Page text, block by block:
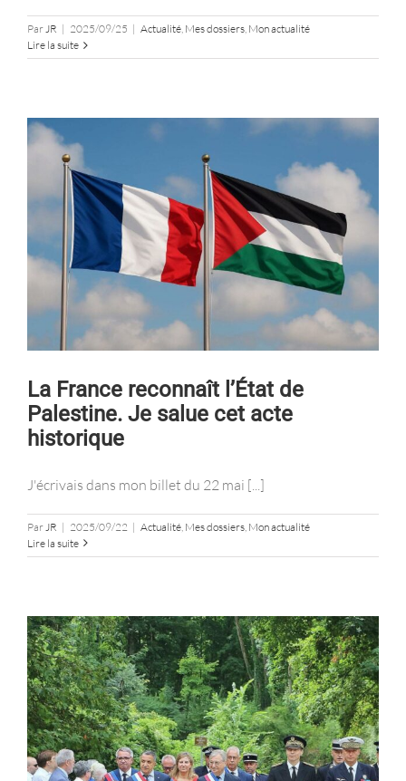
ParJR | 2025/09/25 | Actualité, Mes dossiers, Mon actualité
Lire la suite
La France reconnaît l’État de
Palestine. Je salue cet acte
historique
J'écrivais dans mon billet du 22 mai [...]
Par JR | 2025/09/22 | Actualité Mes dossiers Mon actualité
Lire la suite